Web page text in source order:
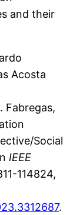
and their
Acosta
Fabregas,
Social
IEEE
114824,
.